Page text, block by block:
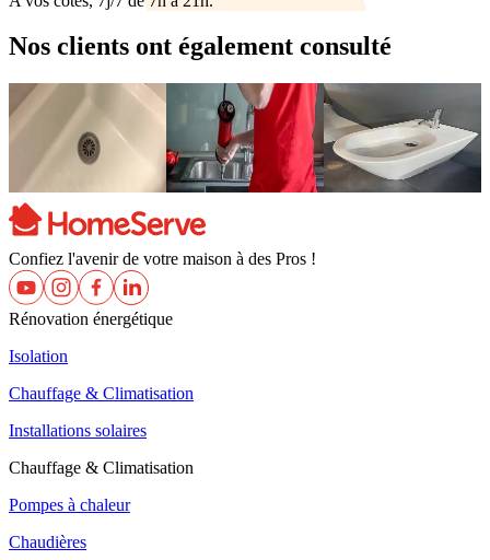
Nos clients ont également consulté
Débouchage
d’une douche
À partir de 168,30 €
Débouchage
d’un lave-main
À partir de 168,30 €
Débouchage
d’un bidet
À partir de 168,30 €
Confiez l'avenir de votre maison à des Pros !
Rénovation énergétique
Isolation
Chauffage & Climatisation
Installations solaires
Chauffage & Climatisation
Pompes à chaleur
Chaudières